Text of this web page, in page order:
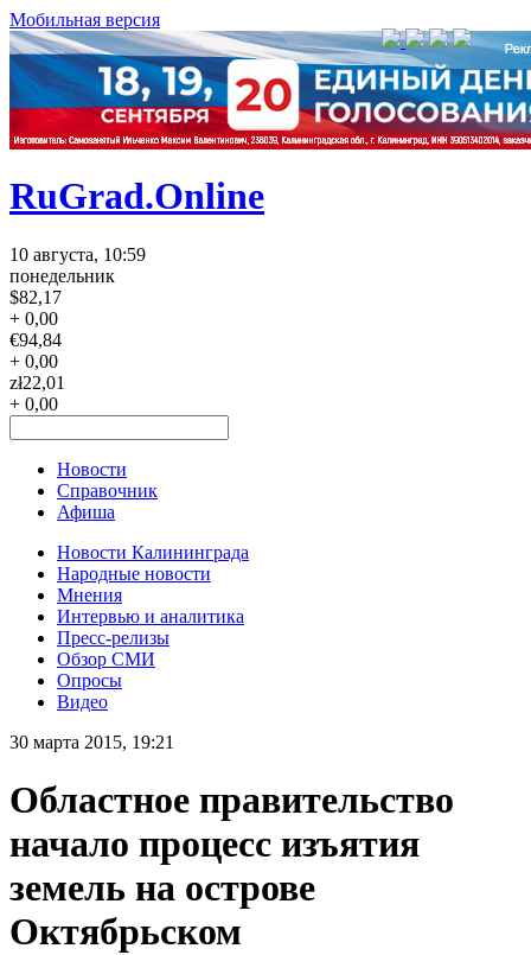
Мобильная версия
RuGrad.Online
10 августа, 10:59
понедельник
$82,17
+ 0,00
€94,84
+ 0,00
zł22,01
+ 0,00
Новости
Справочник
Афиша
Новости Калининграда
Народные новости
Мнения
Интервью и аналитика
Пресс-релизы
Обзор СМИ
Опросы
Видео
30 марта 2015, 19:21
Областное правительство
начало процесс изъятия
земель на острове
Октябрьском